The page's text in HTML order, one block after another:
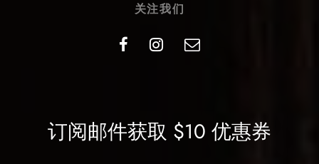
关注我们
订阅邮件获取 $10 优惠券